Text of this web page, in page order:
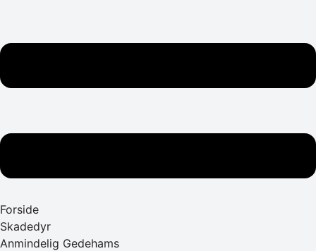
Forside
Skadedyr
Anmindelig Gedehams